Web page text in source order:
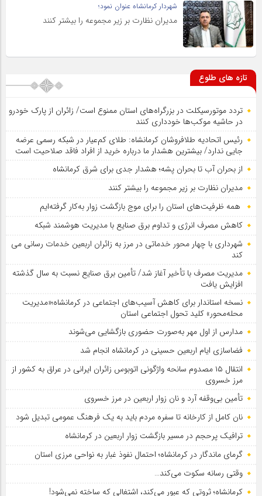
شهردار کرمانشاه عنوان نمود؛
مدیران نظارت بر زیر مجموعه را بیشتر کنند
تازه های طلوع
تردد موتورسیکلت در بزرگراه‌های استان ممنوع است/ زائران از پارک خودرو
در حاشیه موکب‌ها خودداری کنند
رئیس اتحادیه طلافروشان کرمانشاه: طلای کم‌عیار در شبکه رسمی عرضه
جایی ندارد/ بیشترین هشدار ما درباره خرید از افراد فاقد صلاحیت است
از بحران آب تا بحران پشه؛ هشدار جدی برای شرق کرمانشاه
مدیران نظارت بر زیر مجموعه را بیشتر کنند
همه ظرفیت‌های استان را برای موج بازگشت زوار به‌کار گرفته‌ایم
کاهش مصرف انرژی و تداوم برق صنایع با مدیریت هوشمند شبکه
شهرداری با چهار محور خدماتی در مرز به زائران اربعین خدمات رسانی می
کند
مدیریت مصرف با تأخیر آغاز شد/ تأمین برق صنایع نسبت به سال گذشته
افزایش یافت
نسخه استاندار برای کاهش آسیب‌های اجتماعی در کرمانشاه؛«مدیریت
محله‌محور» کلید تحول اجتماعی استان
مدارس از اول مهر به‌صورت حضوری بازگشایی می‌شوند
فضاسازی ایام اربعین حسینی در کرمانشاه انجام شد
انتقال ۱۵ مصدوم سانحه واژگونی اتوبوس زائران ایرانی در عراق به کشور از
مرز خسروی
تأمین بی‌وقفه آرد و نان زوار اربعین در مرز خسروی
نان کامل از کارخانه تا سفره مردم باید به یک فرهنگ عمومی تبدیل شود
ترافیک پرحجم در مسیر بازگشت زوار اربعین در کرمانشاه
گرمای ماندگار در کرمانشاه؛ احتمال نفوذ غبار به نواحی مرزی استان
وقتی رسانه سکوت می‌کند…
کرمانشاه؛ ثروتی که عبور می‌کند، اشتغالی که ساخته نمی‌شود!